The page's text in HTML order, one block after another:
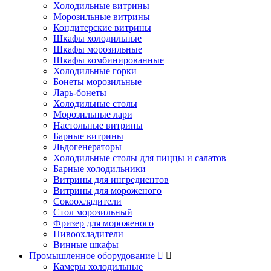
Холодильные витрины
Морозильные витрины
Кондитерские витрины
Шкафы холодильные
Шкафы морозильные
Шкафы комбинированные
Холодильные горки
Бонеты морозильные
Ларь-бонеты
Холодильные столы
Морозильные лари
Настольные витрины
Барные витрины
Льдогенераторы
Холодильные столы для пиццы и салатов
Барные холодильники
Витрины для ингредиентов
Витрины для мороженого
Сокоохладители
Стол морозильный
Фризер для мороженого
Пивоохладители
Винные шкафы
Промышленное оборудование
Камеры холодильные